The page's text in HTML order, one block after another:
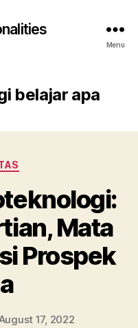
Menu
belajar apa
Mata
Prospek
17, 2022